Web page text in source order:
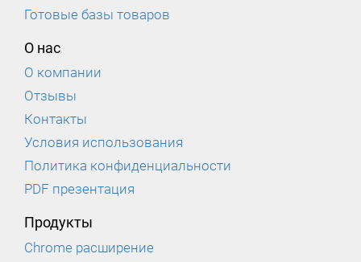
Готовые базы товаров
О нас
О компании
Отзывы
Контакты
Условия использования
Политика конфиденциальности
PDF презентация
Продукты
Chrome расширение